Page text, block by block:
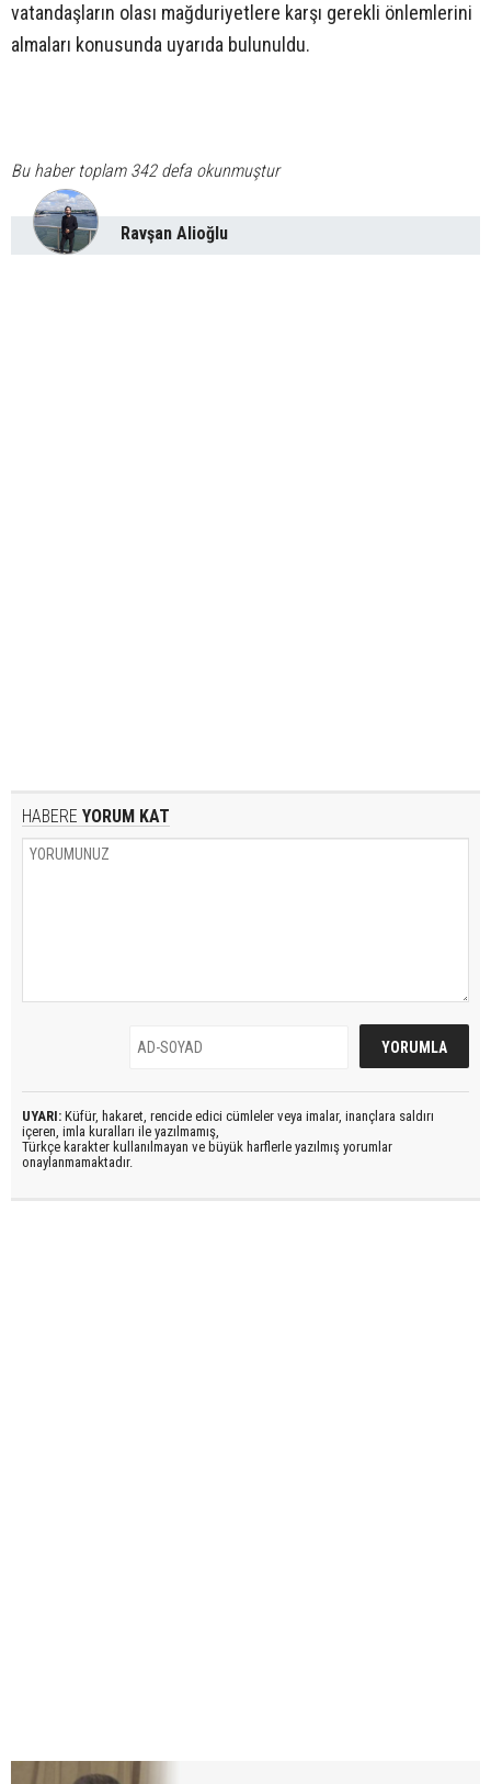
vatandaşların olası mağduriyetlere karşı gerekli önlemlerini
almaları konusunda uyarıda bulunuldu.
Bu haber toplam 342 defa okunmuştur
Ravşan Alioğlu
HABERE YORUM KAT
UYARI: Küfür, hakaret, rencide edici cümleler veya imalar, inançlara saldırı
içeren, imla kuralları ile yazılmamış,
Türkçe karakter kullanılmayan ve büyük harflerle yazılmış yorumlar
onaylanmamaktadır.